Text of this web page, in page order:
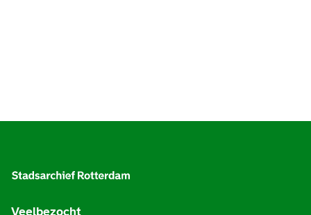
Veelbezocht